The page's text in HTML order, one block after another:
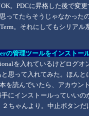
。PDCに昇格した後で変
ってたらそうじゃなかった
。それにしてもシリア
の管理ツールをインストー
を入れているけどログ
思って入れてみた。ほんと
を読んでいたら、アカウ
にインストールっていい
２ちゃんより。中止ボタン